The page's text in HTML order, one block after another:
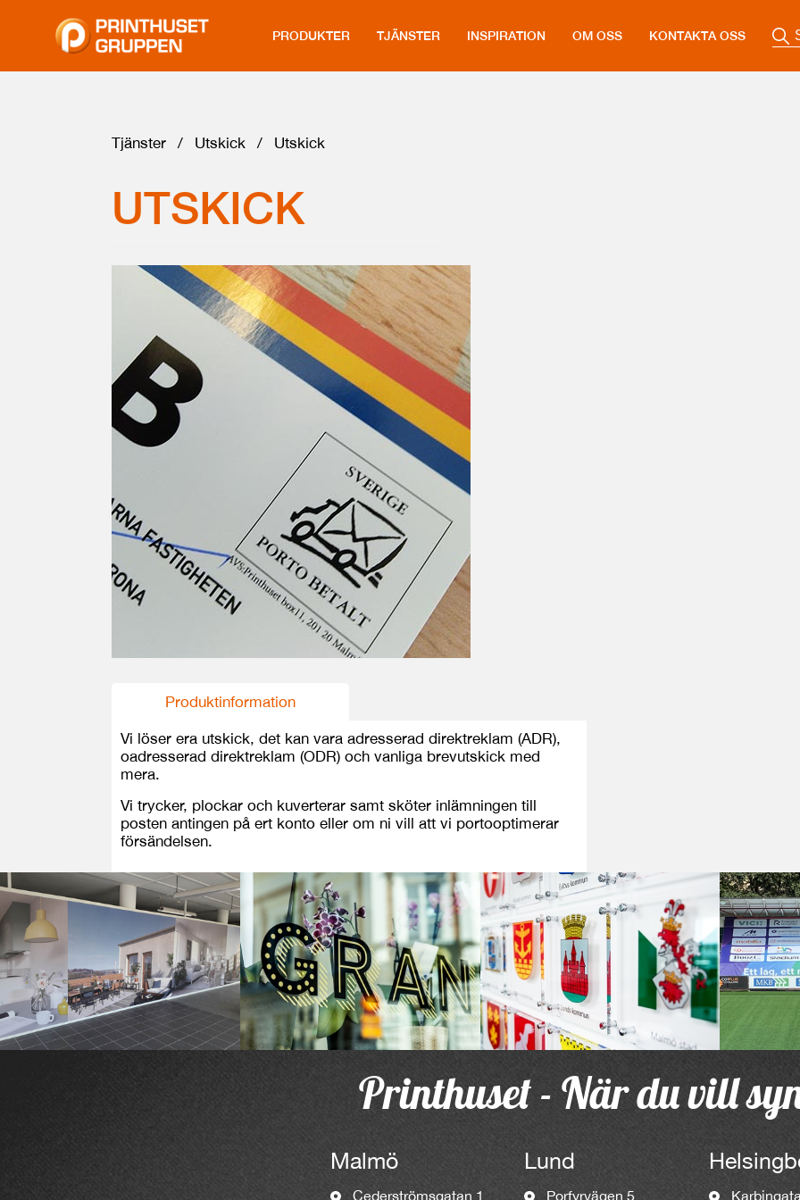
PRODUKTER TJÄNSTER INSPIRATION OM OSS KONTAKTA OSS
Tjänster / Utskick / Utskick
UTSKICK
Produktinformation
Vi löser era utskick, det kan vara adresserad direktreklam (ADR),
oadresserad direktreklam (ODR) och vanliga brevutskick med
mera.
Vi trycker, plockar och kuverterar samt sköter inlämningen till
posten antingen på ert konto eller om ni vill att vi portooptimerar
försändelsen.
Printhuset - När du vill
Malmö
Cederströmsgatan 1
Lund
Porfyrvägen 5